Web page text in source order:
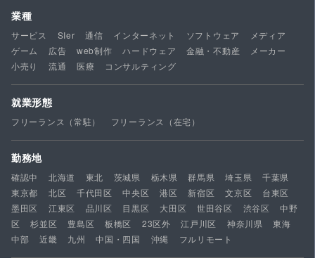
業種
サービス SIer 通信 インターネット ソフトウェア
メディア
ゲーム
広告 web制作 ハードウェア 金融・不動産
メーカー
小売り
流通 医療 コンサルティング
就業形態
フリーランス（常駐） フリーランス（在宅）
勤務地
確認中 北海道 東北 茨城県 栃木県 群馬県 埼玉県
千葉県
東京都
北区 千代田区 中央区 港区 新宿区 文京区
台東区
墨田区
江東区 品川区 目黒区 大田区 世田谷区 渋谷区
中野
区
杉並区 豊島区 板橋区 23区外 江戸川区 神奈川県
東海
中部
近畿 九州 中国・四国 沖縄 フルリモート